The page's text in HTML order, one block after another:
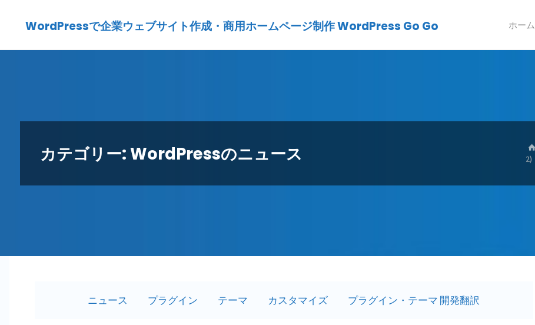
WordPressで企業ウェブサイト作成・商用ホームページ制作 WordPress Go Go ホーム
カテゴリー:WordPressのニュース
2)
ニュース プラグイン テーマ カスタマイズ プラグイン・テーマ 開発翻訳